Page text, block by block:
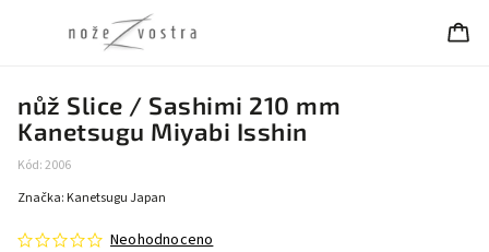
nůž Slice / Sashimi 210 mm
Kanetsugu Miyabi Isshin
Kód:2006
Neohodnoceno
Značka: Kanetsugu Japan